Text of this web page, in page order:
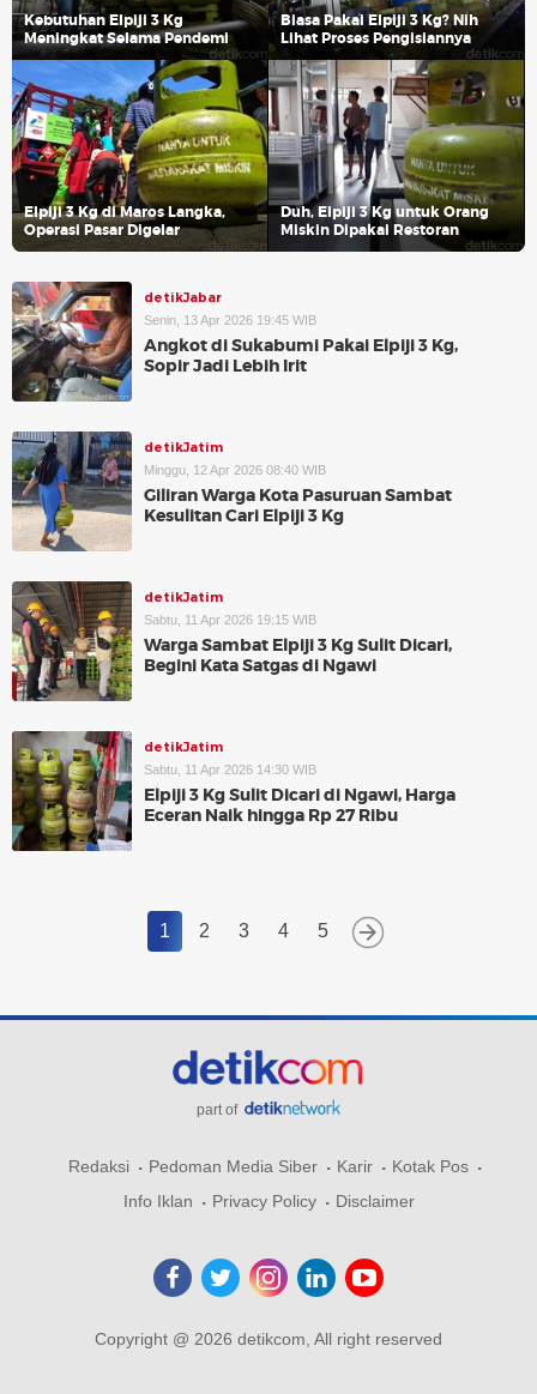
Kebutuhan Elpiji 3 Kg
Meningkat Selama Pendemi
Biasa Pakai Elpiji 3 Kg? Nih
Lihat Proses Pengisiannya
Elpiji 3 Kg di Maros Langka,
Operasi Pasar Digelar
Duh, Elpiji 3 Kg untuk Orang
Miskin Dipakai Restoran
detikJabar
Senin, 13 Apr 2026 19:45 WIB
Angkot di Sukabumi Pakai Elpiji 3 Kg,
Sopir Jadi Lebih Irit
detikJatim
Minggu, 12 Apr 2026 08:40 WIB
Giliran Warga Kota Pasuruan Sambat
Kesulitan Cari Elpiji 3 Kg
detikJatim
Sabtu, 11 Apr 2026 19:15 WIB
Warga Sambat Elpiji 3 Kg Sulit Dicari,
Begini Kata Satgas di Ngawi
detikJatim
Sabtu, 11 Apr 2026 14:30 WIB
Elpiji 3 Kg Sulit Dicari di Ngawi, Harga
Eceran Naik hingga Rp 27 Ribu
1 2 3 4 5
part of
Redaksi Pedoman Media Siber Karir
Kotak Pos
Info Iklan
Privacy Policy Disclaimer
Copyright @ 2026 detikcom, All right reserved